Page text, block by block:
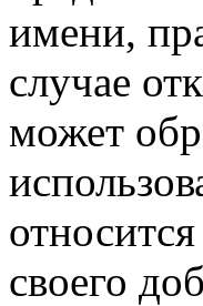
имени,
случае
может
своего